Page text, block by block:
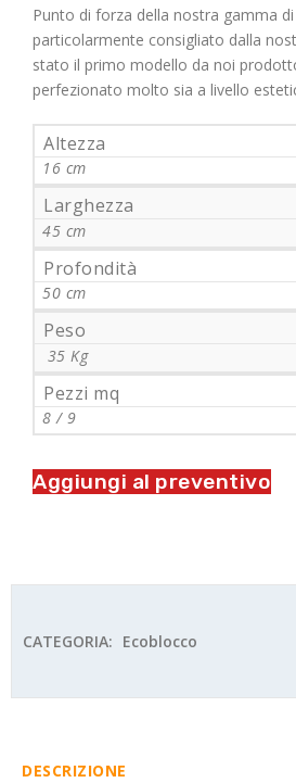
Punto di forza della nostra gamma
particolarmente consigliato dalla
stato il primo modello da noi
perfezionato molto sia a livello
Altezza
16 cm
Larghezza
45 cm
Profondità
50 cm
Peso
35 Kg
Pezzi mq
8 / 9
Aggiungi al preventivo
CATEGORIA: Ecoblocco
DESCRIZIONE